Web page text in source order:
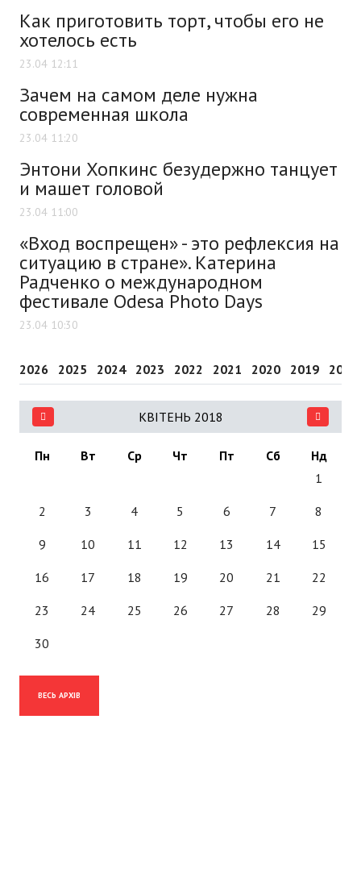
Как приготовить торт, чтобы его не
хотелось есть
23.04 12:11
Зачем на самом деле нужна
современная школа
23.04 11:20
Энтони Хопкинс безудержно танцует
и машет головой
23.04 11:00
«Вход воспрещен» - это рефлексия на
ситуацию в стране». Катерина
Радченко о международном
фестивале Odesa Photo Days
23.04 10:30
2026 2025 2024 2023 2022 2021 2020 2019 2018
КВІТЕНЬ 2018
Пн Вт Ср Чт Пт Сб
Нд
1
2 3 4 5 6 7 8
9 10 11 12 13 14 15
16 17 18 19 20 21 22
23 24 25 26 27 28 29
30
ВЕСЬ АРХІВ